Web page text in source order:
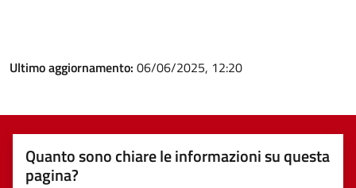
Ultimo aggiornamento: 06/06/2025, 12:20
Quanto sono chiare le informazioni su questa
pagina?